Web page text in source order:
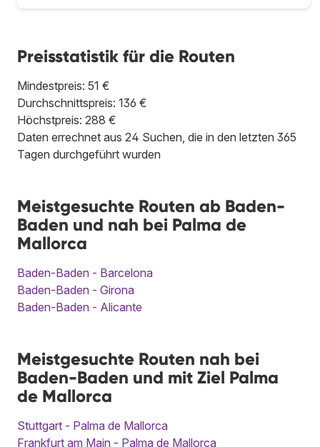
Preisstatistik für die Routen
Mindestpreis: 51 €
Durchschnittspreis: 136 €
Höchstpreis: 288 €
Daten errechnet aus 24 Suchen, die in den letzten 365
Tagen durchgeführt wurden
Meistgesuchte Routen ab Baden-
Baden und nah bei Palma de
Mallorca
Baden-Baden - Barcelona
Baden-Baden - Girona
Baden-Baden - Alicante
Meistgesuchte Routen nah bei
Baden-Baden und mit Ziel Palma
de Mallorca
Stuttgart - Palma de Mallorca
Frankfurt am Main - Palma de Mallorca